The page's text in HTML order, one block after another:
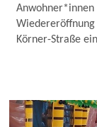
Anwohner*innen
Wiedereröffnung
Körner-Straße